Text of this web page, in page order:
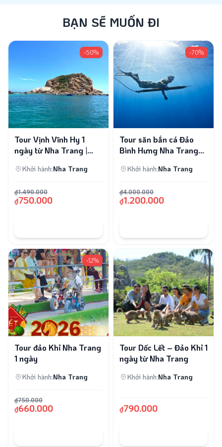
✕
Bạn chưa đăng nhập!
BẠN SẼ MUỐN ĐI
-50%
Tour Vịnh Vĩnh Hy 1
ngày từ Nha Trang |
Let’s Fly Travel
Khởi hành:Nha Trang
₫1.490.000
₫750.000
-70%
Tour săn bắn cá Đảo
Bình Hưng Nha Trang
Khởi hành:Nha Trang
₫4.000.000
₫1.200.000
-12%
Tour đảo Khỉ Nha Trang
1 ngày
Khởi hành:Nha Trang
₫750.000
₫660.000
Tour Dốc Lết – Đảo Khỉ 1
ngày từ Nha Trang
Khởi hành:Nha Trang
₫790.000